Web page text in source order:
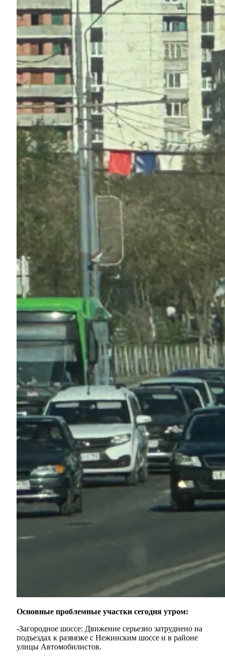
Основные проблемные участки сегодня утром:
-Загородное шоссе: Движение серьезно затруднено на
подъездах к развязке с Нежинским шоссе и в районе
улицы Автомобилистов.